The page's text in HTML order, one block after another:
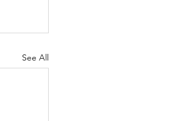
See All